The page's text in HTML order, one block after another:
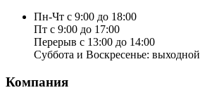
Пн-Чт с 9:00 до 18:00
Пт с 9:00 до 17:00
Перерыв с 13:00 до 14:00
Суббота и Воскресенье: выходной
Компания